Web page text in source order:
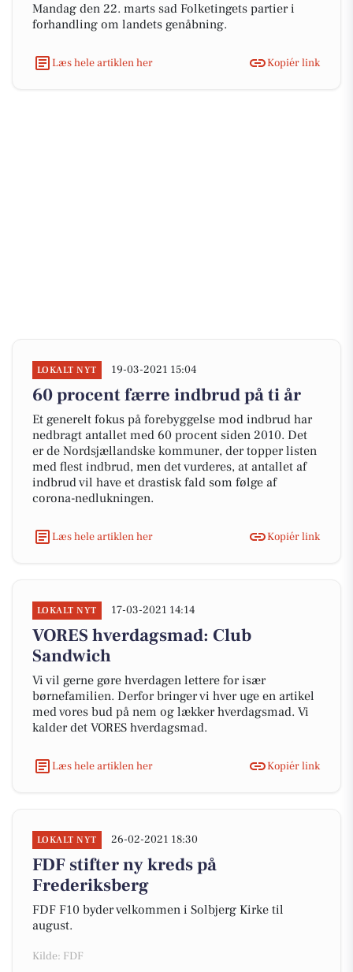
Mandag den 22. marts sad Folketingets partier i
forhandling om landets genåbning.
Læs hele artiklen her Kopiér link
LOKALT NYT 19-03-2021 15:04
60 procent færre indbrud på ti år
Et generelt fokus på forebyggelse mod indbrud har
nedbragt antallet med 60 procent siden 2010. Det
er de Nordsjællandske kommuner, der topper listen
med flest indbrud, men det vurderes, at antallet af
indbrud vil have et drastisk fald som følge af
corona-nedlukningen.
Læs hele artiklen her Kopiér link
LOKALT NYT 17-03-2021 14:14
VORES hverdagsmad: Club
Sandwich
Vi vil gerne gøre hverdagen lettere for især
børnefamilien. Derfor bringer vi hver uge en artikel
med vores bud på nem og lækker hverdagsmad. Vi
kalder det VORES hverdagsmad.
Læs hele artiklen her Kopiér link
LOKALT NYT 26-02-2021 18:30
FDF stifter ny kreds på
Frederiksberg
FDF F10 byder velkommen i Solbjerg Kirke til
august.
Kilde: FDF